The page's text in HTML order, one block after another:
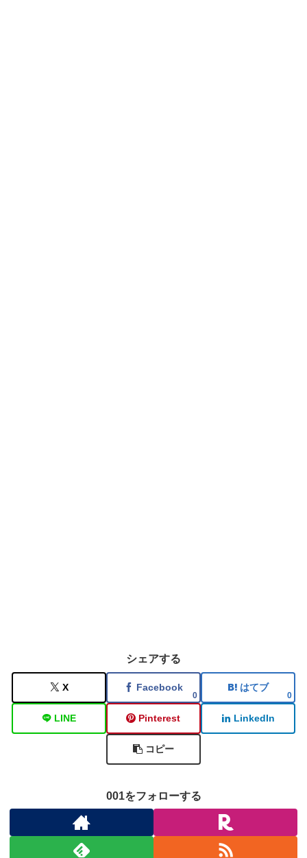
シェアする
X Facebook
0
はてブ
0
LINE Pinterest LinkedIn
コピー
001をフォローする